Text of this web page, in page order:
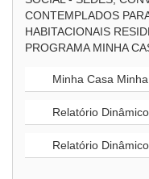
CONTEMPLADOS
HABITACIONAIS
PROGRAMA MINHA
Minha Casa
Relatório
Relatório